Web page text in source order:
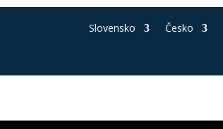
Slovensko Česko